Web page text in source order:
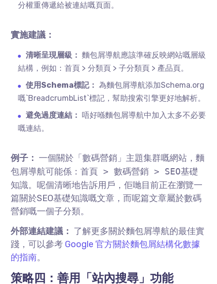
分權重傳遞給被連結嘅頁面。
實施建議：
清晰呈現層級： 麵包屑導航應該準確反映網站嘅層級
結構，例如：首頁 > 分類頁 > 子分類頁 > 產品頁。
使用Schema標記： 為麵包屑導航添加Schema.org
嘅`BreadcrumbList`標記，幫助搜索引擎更好地解析。
避免過度連結： 唔好喺麵包屑導航中加入太多不必要
嘅連結。
例子： 一個關於「數碼營銷」主題集群嘅網站，麵
包屑導航可能係：首頁 > 數碼營銷 > SEO基礎
知識。呢個清晰地告訴用戶，佢哋目前正在瀏覽一
篇關於SEO基礎知識嘅文章，而呢篇文章屬於數碼
營銷嘅一個子分類。
外部連結建議： 了解更多關於麵包屑導航的最佳實
踐，可以參考 Google 官方關於麵包屑結構化數據
的指南。
策略四：善用「站內搜尋」功能